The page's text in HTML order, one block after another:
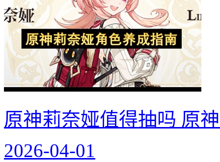
原神莉奈娅值得抽吗 原
2026-04-01